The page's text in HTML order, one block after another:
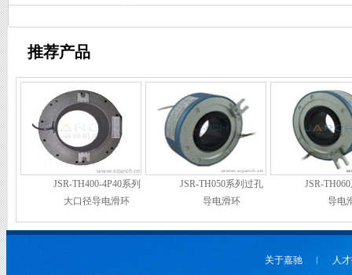
推荐产品
JSR-TH400-4P40系列
大口径导电滑环
JSR-TH050系列过孔
导电滑环
JSR-
导电
关于嘉驰 ︱ 人